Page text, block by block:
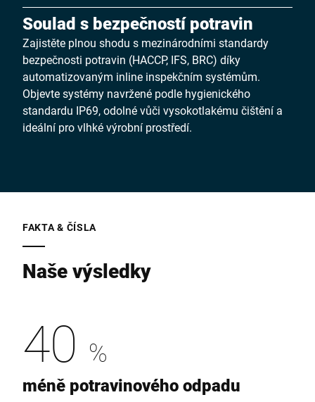
Soulad s bezpečností potravin
Zajistěte plnou shodu s mezinárodními standardy
bezpečnosti potravin (HACCP, IFS, BRC) díky
automatizovaným inline inspekčním systémům.
Objevte systémy navržené podle hygienického
standardu IP69, odolné vůči vysokotlakému čištění a
ideální pro vlhké výrobní prostředí.
FAKTA & ČÍSLA
Naše výsledky
40 %
méně potravinového odpadu